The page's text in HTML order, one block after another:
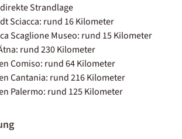
Strandlage
Sciacca: rund 16 Kilometer
Scaglione Museo: rund 15 Kilometer
rund 230 Kilometer
Comiso: rund 64 Kilometer
Cantania: rund 216 Kilometer
Palermo: rund 125 Kilometer